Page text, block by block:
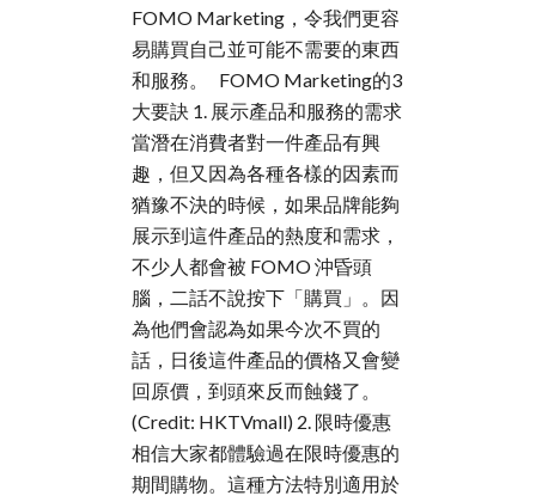
FOMO Marketing，令我們更容
易購買自己並可能不需要的東西
和服務。 FOMO Marketing的3
大要訣 1. 展示產品和服務的需求
當潛在消費者對一件產品有興
趣，但又因為各種各樣的因素而
猶豫不決的時候，如果品牌能夠
展示到這件產品的熱度和需求，
不少人都會被 FOMO 沖昏頭
腦，二話不說按下「購買」。因
為他們會認為如果今次不買的
話，日後這件產品的價格又會變
回原價，到頭來反而蝕錢了。
(Credit: HKTVmall) 2. 限時優惠
相信大家都體驗過在限時優惠的
期間購物。這種方法特別適用於